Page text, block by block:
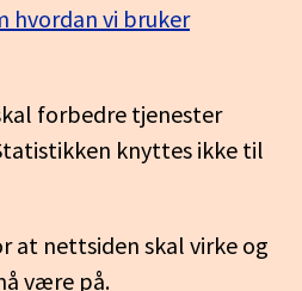
hvordan vi bruker
forbedre tjenester
knyttes ikke til
at nettsiden skal virke og
være på.